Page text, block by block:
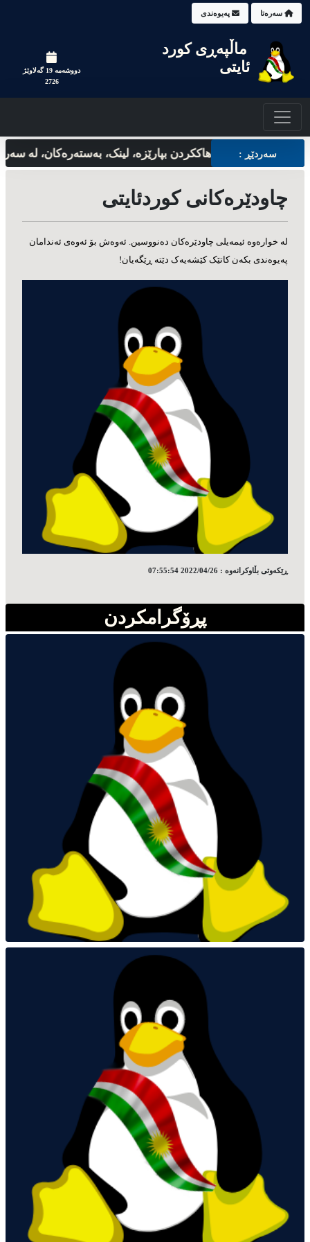
سه‌ره‌تا په‌یوه‌ندی
ماڵپه‌‌ڕی کورد
ئایتی
دووشه‌مه‌‌ 19 گه‌لاوێژ
2726
له له هاککردن بپارێزه‌، لینک، بەستەرەکان، لەسه‌ردێڕ :
چاودێره‌کانی کوردئایتی
له خواره‌‌‌وه‌‌‌ ئیمه‌‌‌یلی چاودێره‌‌‌کان ده‌‌‌نووسین. ئه‌‌‌وه‌‌‌ش بۆ ئه‌‌‌وه‌‌‌ی ئه‌‌‌ندامان
په‌‌‌یوه‌‌‌ندی بکه‌‌‌ن کاتێک کێشه‌‌‌یه‌‌‌ک دێته‌‌‌ ڕێگه‌‌‌یان!
ڕێکه‌وتی بڵاوکرانه‌وه‌ : 2022/04/26 07:55:54
پڕۆگرامکردن